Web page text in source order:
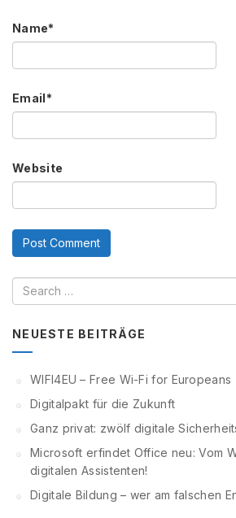
Name*
Email*
Website
Search
NEUESTE BEITRÄGE
WIFI4EU – Free Wi-Fi for Europeans
Digitalpakt für die Zukunft
Ganz privat: zwölf digitale
Microsoft erfindet Office neu: Vom
digitalen Assistenten!
Digitale Bildung – wer am falschen